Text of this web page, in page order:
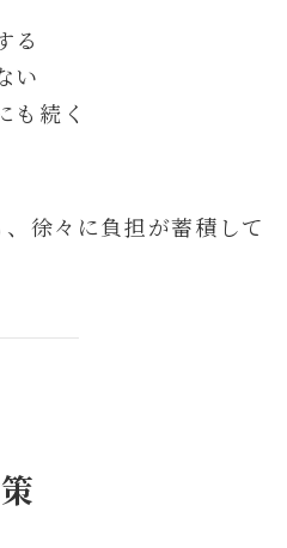
る
い
も続く
徐々に負担が蓄積して